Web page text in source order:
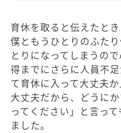
育休を取ると伝えたと
僕ともうひとりのふた
とりになってしまうの
得までにさらに人員不
て育休に入って大丈夫
大丈夫だから、どうに
ってください」と言っ
ました。